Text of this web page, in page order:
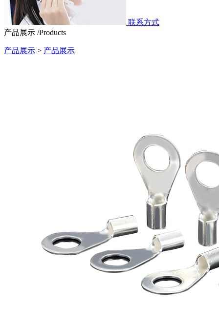
联系方式
产品展示 /Products
产品展示 > 产品展示